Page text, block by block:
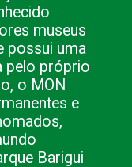
museus
possui uma
pelo próprio
o MON
e
Barigui